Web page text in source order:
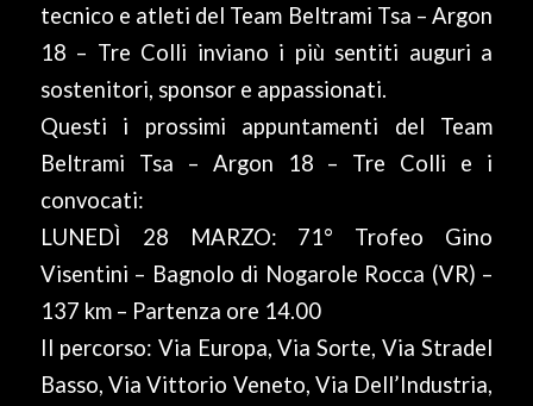
tecnico e atleti del Team Beltrami Tsa – Argon
18 – Tre Colli inviano i più sentiti auguri a
sostenitori, sponsor e appassionati.
Questi i prossimi appuntamenti del Team
Beltrami Tsa – Argon 18 – Tre Colli e i
convocati:
LUNEDÌ 28 MARZO: 71° Trofeo Gino
Visentini – Bagnolo di Nogarole Rocca (VR) –
137 km – Partenza ore 14.00
Il percorso: Via Europa, Via Sorte, Via Stradel
Basso, Via Vittorio Veneto, Via Dell’Industria,